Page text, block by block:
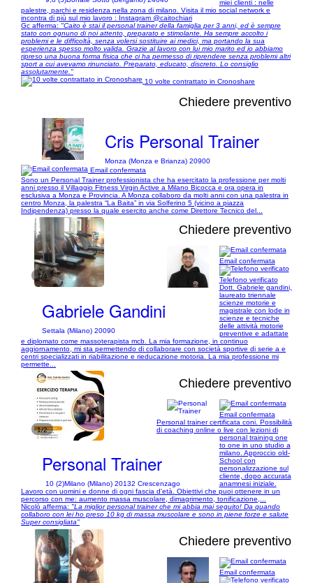
miei clienti : nelle
palestre, parchi e residenza nella zona di milano. Visita il mio social network e
incontra di più sul mio lavoro : Instagram @caitochiari
Gc afferma: "Caito è stai il personal trainer della famiglia per 3 anni, ed è sempre
stato con ognuno di noi attento, preparato e stimolante. Ha sempre accolto i
problemi e le difficoltà, senza volersi sostituire ai medici, ma portando la sua
esperienza spesso molto valida. Grazie al lavoro con lui mio marito ed io abbiamo
ripreso una buona forma fisica che ci ha permesso di riprendere senza problemi altri
sport a cui avevamo rinunciato. Preparato, educato, discreto. Lo consiglio
assolutamente."
10 volte contrattato in Cronoshare
Chiedere preventivo
Cris Personal Trainer
Monza (Monza e Brianza) 20900
Email confermata
Sono un Personal Trainer professionista che ha esercitato la professione per molti
anni presso il Villaggio Fitness Virgin Active a Milano Bicocca e ora opera in
esclusiva a Monza e Provincia. A Monza collaboro da molti anni con una palestra in
centro Monza, la palestra “La Baita” in via Solferino 5 (vicino a piazza
Indipendenza) presso la quale esercito anche come Direttore Tecnico del...
1/4
Chiedere preventivo
Gabriele Gandini
Settala (Milano) 20090
Email confermata
Telefono verificato
Dott. Gabriele gandini,
laureato triennale
scienze motorie e
magistrale con lode in
scienze e tecniche
delle attività motorie
preventive e adattate
e diplomato come massoterapista mcb. La mia formazione, in continuo
aggiornamento, mi sta permettendo di collaborare con società sportive di serie a e
centri specializzati in riabilitazione e rieducazione motoria. La mia professione mi
permette...
1/2
Chiedere preventivo
Personal Trainer
10 (2)Milano (Milano) 20132 Crescenzago
Email confermata
Personal trainer certificata coni. Possibilità
di coaching online o live con lezioni di
personal training one
to one in uno studio a
milano. Approccio old-
School con
personalizzazione sul
cliente, dopo accurata
anamnesi iniziale.
Lavoro con uomini e donne di ogni fascia d'età. Obiettivi che puoi ottenere in un
percorso con me: aumento massa muscolare, dimagrimento, tonificazione,...
Nicolò afferma: "La miglior personal trainer che mi abbia mai seguito! Da quando
collaboro con lei ho preso 10 kg di massa muscolare e sono in piene forze e salute
Super consigliata"
Chiedere preventivo
Email confermata